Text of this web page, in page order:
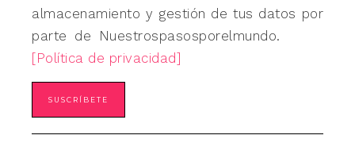
almacenamiento y gestión de tus datos por
parte de Nuestrospasosporelmundo.
[Política de privacidad]